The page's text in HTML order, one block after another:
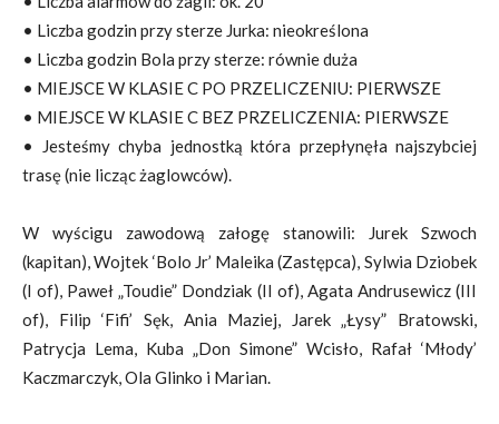
• Liczba godzin przy sterze Jurka: nieokreślona
• Liczba godzin Bola przy sterze: równie duża
• MIEJSCE W KLASIE C PO PRZELICZENIU: PIERWSZE
• MIEJSCE W KLASIE C BEZ PRZELICZENIA: PIERWSZE
• Jesteśmy chyba jednostką która przepłynęła najszybciej
trasę (nie licząc żaglowców).
W wyścigu zawodową załogę stanowili: Jurek Szwoch
(kapitan), Wojtek ‘Bolo Jr’ Maleika (Zastępca), Sylwia Dziobek
(I of), Paweł „Toudie” Dondziak (II of), Agata Andrusewicz (III
of), Filip ‘Fifi’ Sęk, Ania Maziej, Jarek „Łysy” Bratowski,
Patrycja Lema, Kuba „Don Simone” Wcisło, Rafał ‘Młody’
Kaczmarczyk, Ola Glinko i Marian.